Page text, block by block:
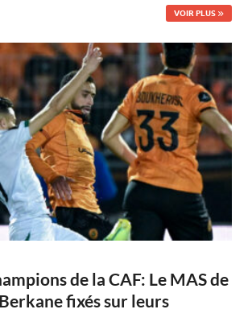
VOIR PLUS
de la CAF: Le MAS de
fixés sur leurs